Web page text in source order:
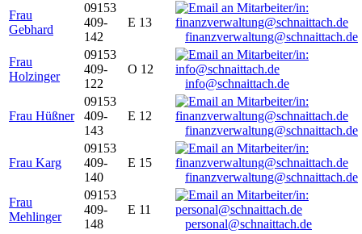
Frau
Gebhard
09153
409-
142
E 13
finanzverwaltung@schnaittach.de
Frau
Holzinger
09153
409-
122
O 12
info@schnaittach.de
Frau Hüßner
09153
409-
143
E 12
finanzverwaltung@schnaittach.de
Frau Karg
09153
409-
140
E 15
finanzverwaltung@schnaittach.de
Frau
Mehlinger
09153
409-
148
E 11
personal@schnaittach.de